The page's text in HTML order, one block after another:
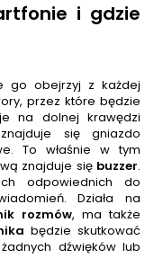
i gdzie
go obejrzyj z każdej
przez które będzie
na dolnej krawędzi
się gniazdo
To właśnie w tym
znajduje się buzzer.
odpowiednich do
Działa na
rozmów, ma także
a będzie skutkować
dźwięków lub